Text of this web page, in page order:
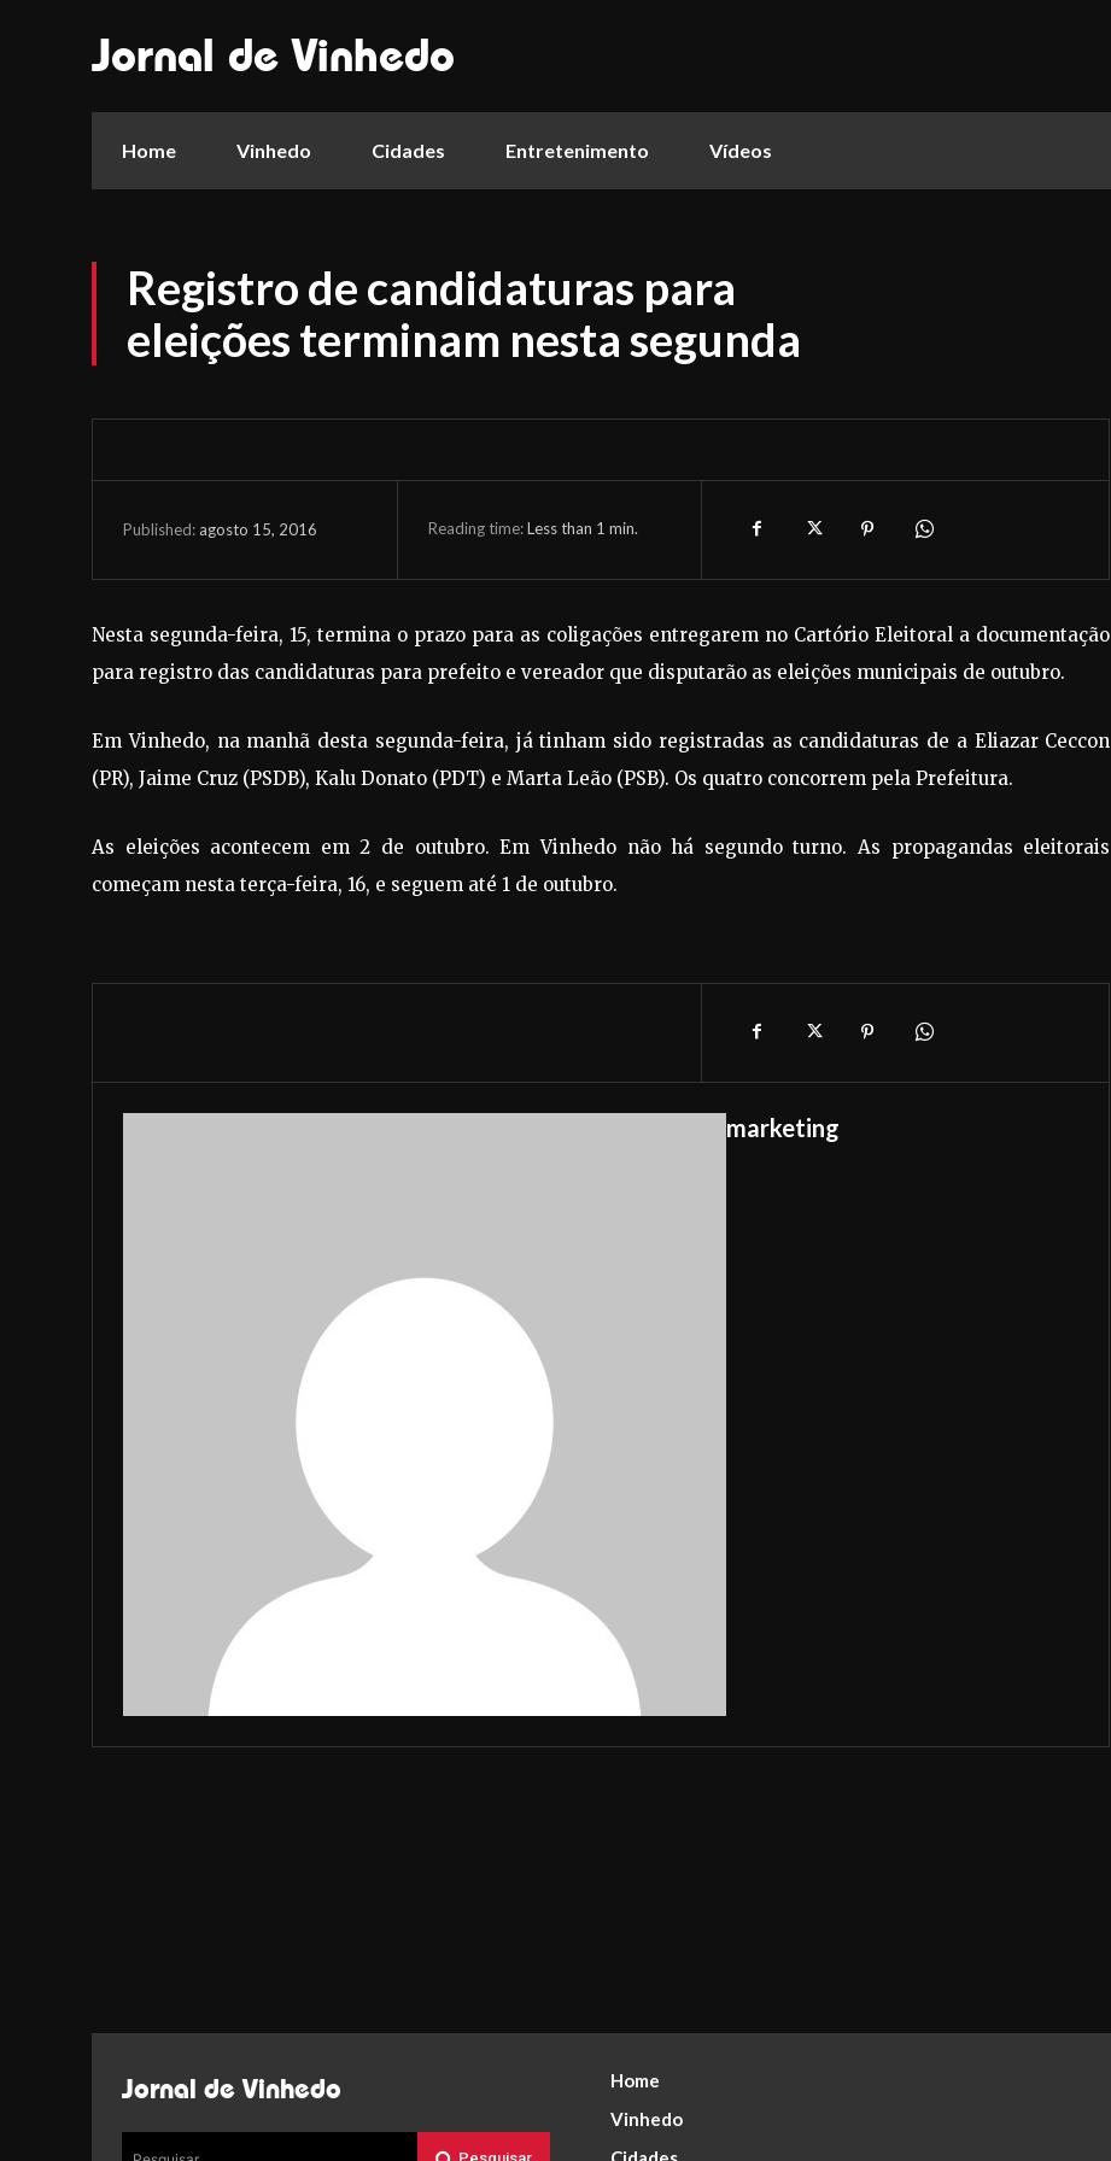
Jornal de Vinhedo
Home Vinhedo Cidades Entretenimento Vídeos
Registro de candidaturas para
eleições terminam nesta segunda
Published: agosto 15, 2016 Reading time:Less than 1 min.
Nesta segunda-feira, 15, termina o prazo para as coligações entregarem no Cartório Eleitoral a documentação
para registro das candidaturas para prefeito e vereador que disputarão as eleições municipais de outubro.
Em Vinhedo, na manhã desta segunda-feira, já tinham sido registradas as candidaturas de a Eliazar Ceccon
(PR), Jaime Cruz (PSDB), Kalu Donato (PDT) e Marta Leão (PSB). Os quatro concorrem pela Prefeitura.
As eleições acontecem em 2 de outubro. Em Vinhedo não há segundo turno. As propagandas eleitorais
começam nesta terça-feira, 16, e seguem até 1 de outubro.
marketing
Jornal de Vinhedo
Home
Vinhedo